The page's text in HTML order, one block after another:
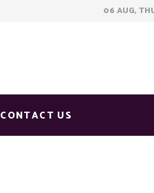
06 AUG,
CONTACT US